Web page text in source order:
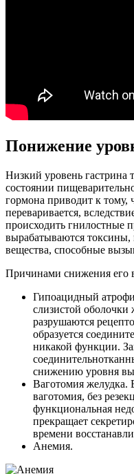
Понижение
Низкий уровень гастрина
состоянии
гормона приводит к
переваривается,
происходить гнилостные
вырабатываются
вещества, способные
Причинами снижения его
Гипоацидный
слизистой оболочки
разрушаются
образуется
никакой функции.
снижению уровня
Ваготомия желудка.
ваготомия, без
функциональная
прекращает
времени
Анемия.